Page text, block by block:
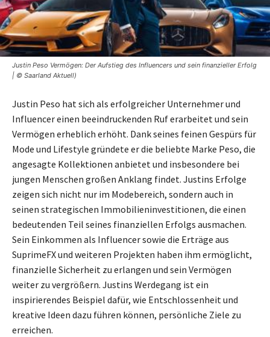
Justin Peso Vermögen: Der Aufstieg des Influencers und sein finanzieller Erfolg
| © Saarland Aktuell)
Justin Peso hat sich als erfolgreicher Unternehmer und
Influencer einen beeindruckenden Ruf erarbeitet und sein
Vermögen erheblich erhöht. Dank seines feinen Gespürs für
Mode und Lifestyle gründete er die beliebte Marke Peso, die
angesagte Kollektionen anbietet und insbesondere bei
jungen Menschen großen Anklang findet. Justins Erfolge
zeigen sich nicht nur im Modebereich, sondern auch in
seinen strategischen Immobilieninvestitionen, die einen
bedeutenden Teil seines finanziellen Erfolgs ausmachen.
Sein Einkommen als Influencer sowie die Erträge aus
SuprimeFX und weiteren Projekten haben ihm ermöglicht,
finanzielle Sicherheit zu erlangen und sein Vermögen
weiter zu vergrößern. Justins Werdegang ist ein
inspirierendes Beispiel dafür, wie Entschlossenheit und
kreative Ideen dazu führen können, persönliche Ziele zu
erreichen.